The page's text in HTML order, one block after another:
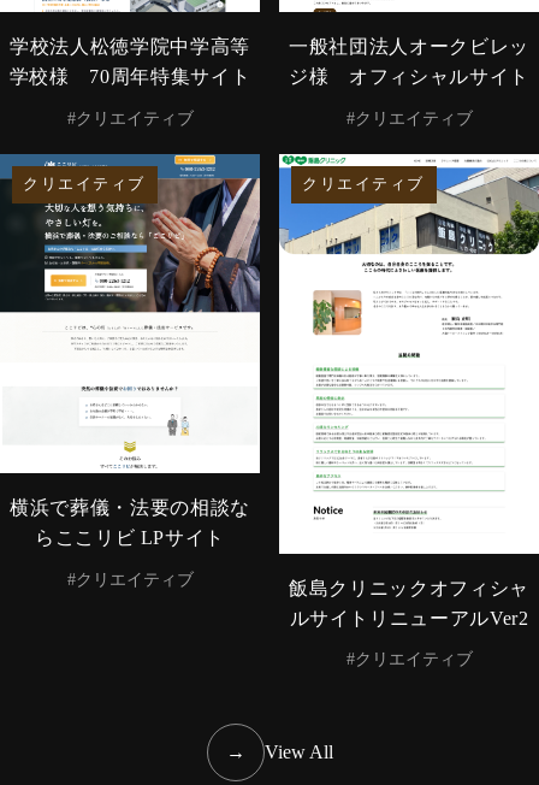
学校法人松徳学院中学高等
学校様 70周年特集サイト
#クリエイティブ
一般社団法人オークビレッ
ジ様 オフィシャルサイト
#クリエイティブ
クリエイティブ
横浜で葬儀・法要の相談な
らここリビ LPサイト
#クリエイティブ
クリエイティブ
飯島クリニックオフィシャ
ルサイトリニューアルVer2
#クリエイティブ
→ View All